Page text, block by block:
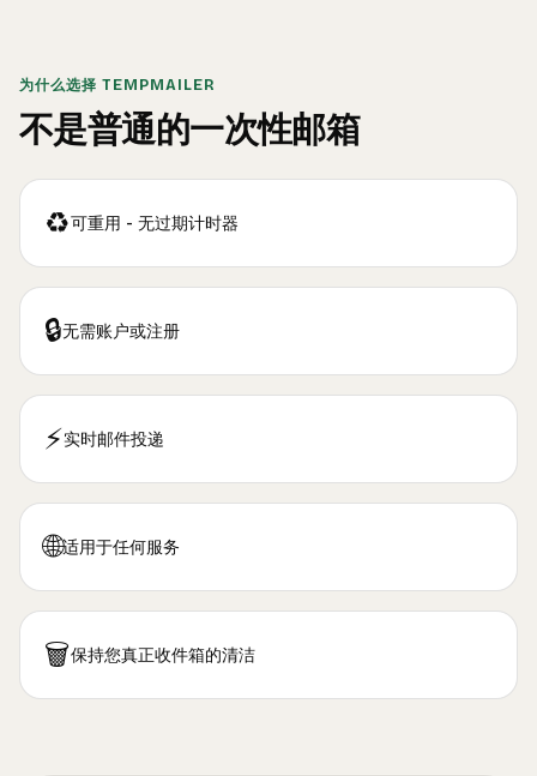
为什么选择 TEMPMAILER
不是普通的一次性邮箱
♻️可重用 - 无过期计时器
🔒无需账户或注册
⚡实时邮件投递
🌐适用于任何服务
🗑️保持您真正收件箱的清洁